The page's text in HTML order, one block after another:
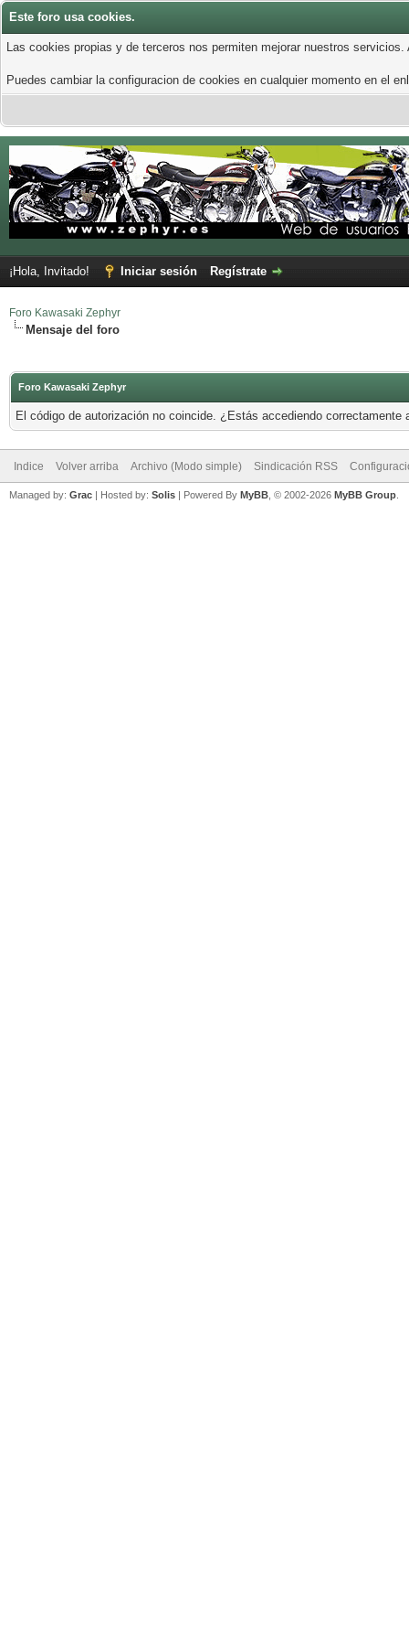
Este foro usa cookies.
Las cookies propias y de terceros nos permiten mejorar nuestros
Puedes cambiar la configuracion de cookies en cualquier momento en el
¡Hola, Invitado! Iniciar sesión Regístrate
Foro Kawasaki Zephyr
Mensaje del foro
Foro Kawasaki Zephyr
El código de autorización no coincide. ¿Estás accediendo
Indice Volver arriba Archivo (Modo simple) Sindicación RSS
Managed by: Grac | Hosted by: Solis | Powered By MyBB , © 2002-2026 MyBB Group